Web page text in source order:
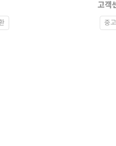
고객
중